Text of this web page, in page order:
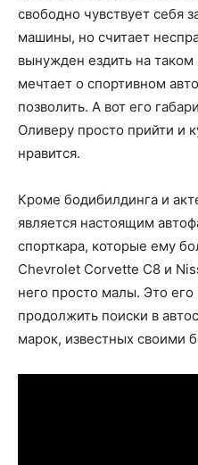
свободно чувствует себя
машины, но считает
вынужден ездить на
мечтает о спортивном
позволить. А вот его
Оливеру просто прийти и
нравится.
Кроме бодибилдинга и
является настоящим
спорткара, которые ему
Chevrolet Corvette C8 и
него просто малы. Это
продолжить поиски в
марок, известных своими